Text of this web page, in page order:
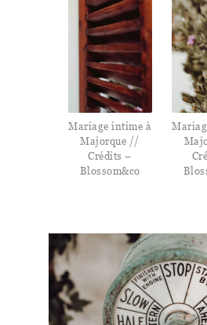
Mariage intime à
Majorque //
Crédits –
Blossom&co